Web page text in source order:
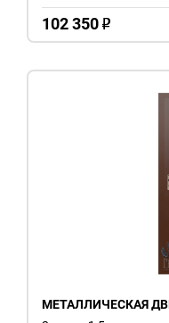
102 350 o
МЕТАЛЛИЧЕСКАЯ